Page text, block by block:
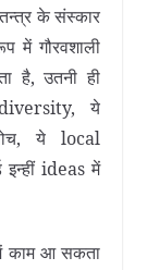
के संस्कार
गौरवशाली
है, उतनी ही
ये
ये local
ideas में
काम आ सकता